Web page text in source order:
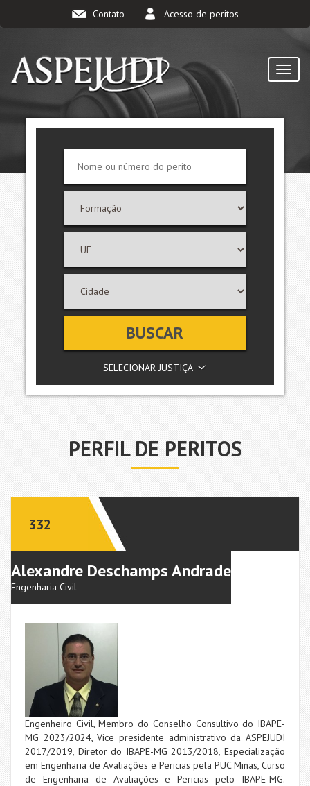
Contato Acesso de peritos
BUSCAR
SELECIONAR JUSTIÇA
PERFIL DE PERITOS
332
Alexandre Deschamps Andrade
Engenharia Civil
Engenheiro Civil, Membro do Conselho Consultivo do IBAPE-
MG 2023/2024, Vice presidente administrativo da ASPEJUDI
2017/2019, Diretor do IBAPE-MG 2013/2018, Especialização
em Engenharia de Avaliações e Pericias pela PUC Minas, Curso
de Engenharia de Avaliações e Pericias pelo IBAPE-MG.